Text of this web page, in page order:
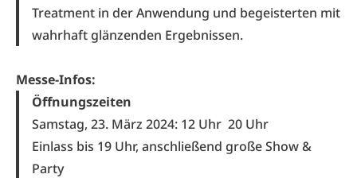
Treatment in der Anwendung und begeisterten mit
wahrhaft glänzenden Ergebnissen.
Messe-Infos:
Öffnungszeiten
Samstag, 23. März 2024: 12 Uhr 20 Uhr
Einlass bis 19 Uhr, anschließend große Show &
Party